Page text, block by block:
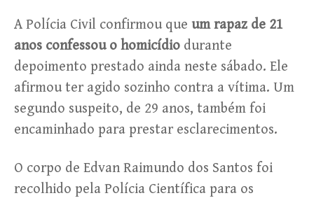
A Polícia Civil confirmou que um rapaz de 21
anos confessou o homicídio durante
depoimento prestado ainda neste sábado. Ele
afirmou ter agido sozinho contra a vítima. Um
segundo suspeito, de 29 anos, também foi
encaminhado para prestar esclarecimentos.
O corpo de Edvan Raimundo dos Santos foi
recolhido pela Polícia Científica para os